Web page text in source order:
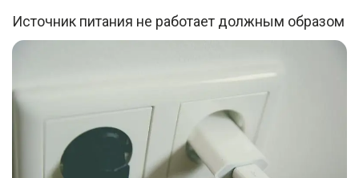
Источник питания не работает должным образом